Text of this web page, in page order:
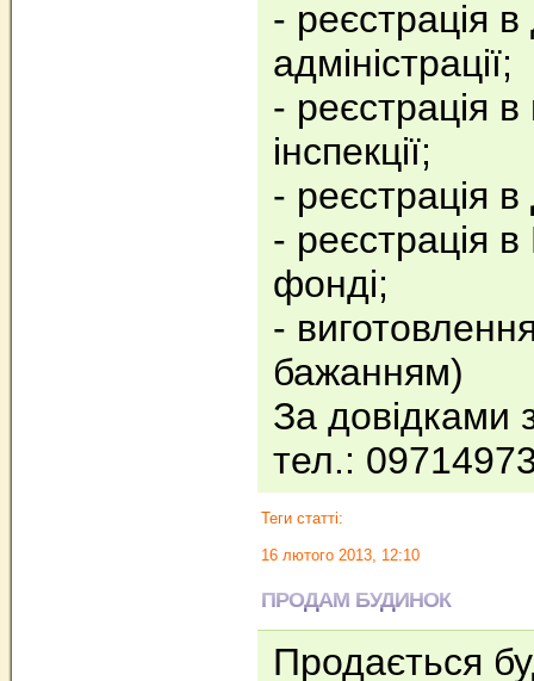
- реєстрація
адміністрації;
- реєстрація в
інспекції;
- реєстрація
- реєстрація
фонді;
-
бажанням)
За довідками
тел.:
Теги статті:
16 лютого 2013, 12:10
ПРОДАМ БУДИНОК
Продається